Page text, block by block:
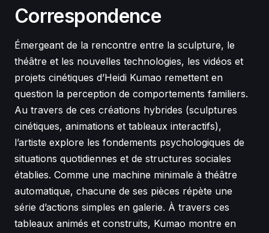
Correspondence
Émergeant de la rencontre entre la sculpture, le
théâtre et les nouvelles technologies, les vidéos et
projets cinétiques d’Heidi Kumao remettent en
question la perception de comportements familiers.
Au travers de ces créations hybrides (sculptures
cinétiques, animations et tableaux interactifs),
l’artiste explore les fondements psychologiques de
situations quotidiennes et de structures sociales
établies. Comme une machine minimale à théâtre
automatique, chacune de ses pièces répète une
série d’actions simples en galerie. À travers ces
tableaux animés et construits, Kumao montre en